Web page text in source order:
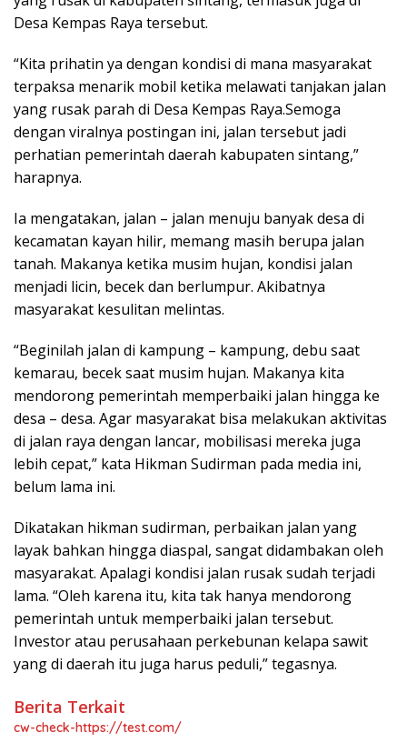
Desa Kempas Raya tersebut.
“Kita prihatin ya dengan kondisi di mana masyarakat
terpaksa menarik mobil ketika melawati tanjakan jalan
yang rusak parah di Desa Kempas Raya.Semoga
dengan viralnya postingan ini, jalan tersebut jadi
perhatian pemerintah daerah kabupaten sintang,”
harapnya.
Ia mengatakan, jalan – jalan menuju banyak desa di
kecamatan kayan hilir, memang masih berupa jalan
tanah. Makanya ketika musim hujan, kondisi jalan
menjadi licin, becek dan berlumpur. Akibatnya
masyarakat kesulitan melintas.
“Beginilah jalan di kampung – kampung, debu saat
kemarau, becek saat musim hujan. Makanya kita
mendorong pemerintah memperbaiki jalan hingga ke
desa – desa. Agar masyarakat bisa melakukan aktivitas
di jalan raya dengan lancar, mobilisasi mereka juga
lebih cepat,” kata Hikman Sudirman pada media ini,
belum lama ini.
Dikatakan hikman sudirman, perbaikan jalan yang
layak bahkan hingga diaspal, sangat didambakan oleh
masyarakat. Apalagi kondisi jalan rusak sudah terjadi
lama. “Oleh karena itu, kita tak hanya mendorong
pemerintah untuk memperbaiki jalan tersebut.
Investor atau perusahaan perkebunan kelapa sawit
yang di daerah itu juga harus peduli,” tegasnya.
Berita Terkait
cw-check-https://test.com/